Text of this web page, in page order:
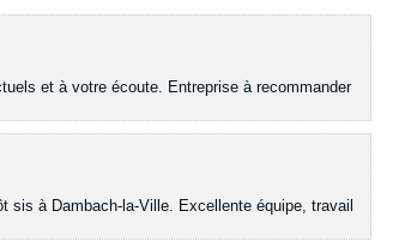
et à votre écoute. Entreprise à recommander
sis à Dambach-la-Ville. Excellente équipe, travail